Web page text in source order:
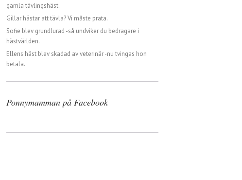
gamla tävlingshäst.
Gillar hästar att tävla? Vi måste prata.
Sofie blev grundlurad -så undviker du bedragare i
hästvärlden.
Ellens häst blev skadad av veterinär -nu tvingas hon
betala.
Ponnymamman på Facebook